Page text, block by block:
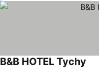
B&B HOTEL Tychy